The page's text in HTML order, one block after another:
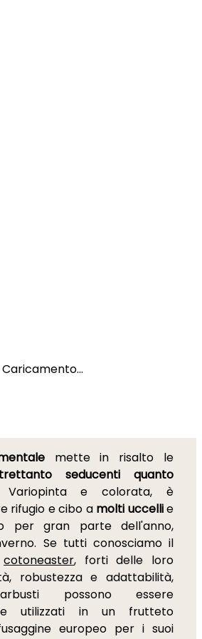
Caricamento...
mette in risalto le
seducenti quanto
e colorata, è
rifugio e cibo a molti uccellie
per gran parte dell'anno,
Se tutti conosciamo il
cotoneaster, forti delle loro
robustezza e adattabilità,
possono essere
utilizzati in un frutteto
europeo per i suoi